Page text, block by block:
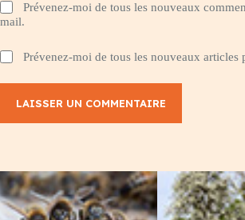
Prévenez-moi de tous les nouveaux
mail.
Prévenez-moi de tous les nouveaux articles
LAISSER UN COMMENTAIRE